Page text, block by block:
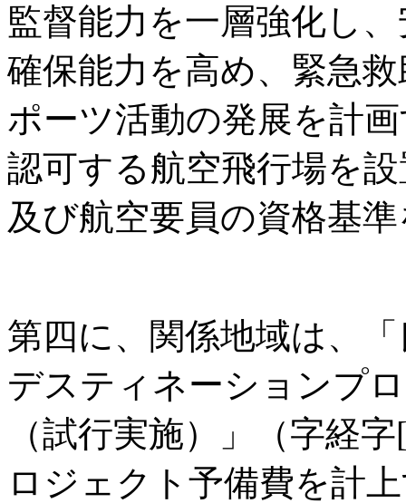
監督能力を一層強化し
確保能力を高め、緊急
ポーツ活動の発展を計
認可する航空飛行場を
及び航空要員の資格基
第四に、関係地域は、
デスティネーションプ
（試行実施）」（字経
ロジェクト予備費を計